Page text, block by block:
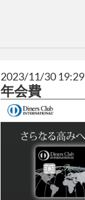
2023/11/30 19:29
年会費